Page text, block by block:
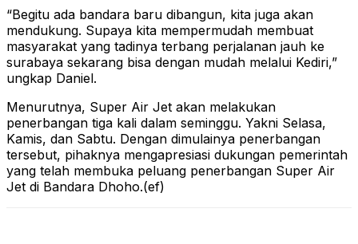
“Begitu ada bandara baru dibangun, kita juga akan
mendukung. Supaya kita mempermudah membuat
masyarakat yang tadinya terbang perjalanan jauh ke
surabaya sekarang bisa dengan mudah melalui Kediri,”
ungkap Daniel.
Menurutnya, Super Air Jet akan melakukan
penerbangan tiga kali dalam seminggu. Yakni Selasa,
Kamis, dan Sabtu. Dengan dimulainya penerbangan
tersebut, pihaknya mengapresiasi dukungan pemerintah
yang telah membuka peluang penerbangan Super Air
Jet di Bandara Dhoho.(ef)